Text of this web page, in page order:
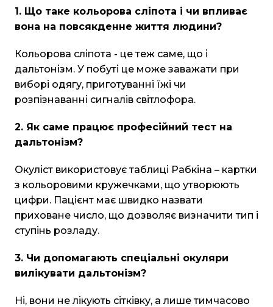
1. Що таке кольорова сліпота і чи впливає
вона на повсякденне життя людини?
Кольорова сліпота - це теж саме, що і
дальтонізм. У побуті це може заважати при
виборі одягу, приготуванні їжі чи
розпізнаванні сигналів світлофора.
2. Як саме працює професійний тест на
дальтонізм?
Окуліст використовує таблиці Рабкіна – картки
з кольоровими кружечками, що утворюють
цифри. Пацієнт має швидко назвати
приховане число, що дозволяє визначити тип і
ступінь розладу.
3. Чи допомагають спеціальні окуляри
вилікувати дальтонізм?
Ні, вони не лікують сітківку, а лише тимчасово